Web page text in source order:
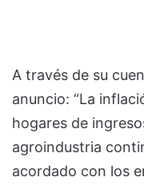
A través de su
anuncio: “La
hogares de
agroindustria
acordado con los